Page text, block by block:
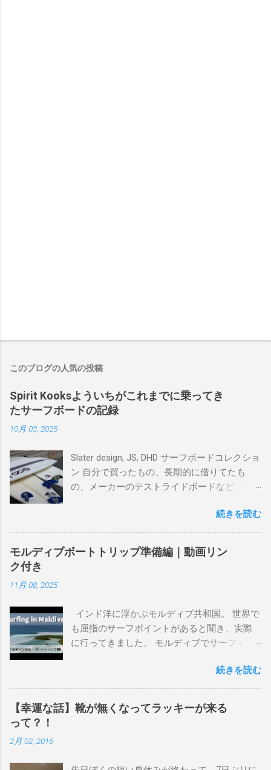
このブログの人気の投稿
Spirit Kooksよういちがこれまでに乗ってき
たサーフボードの記録
10月 03, 2025
Slater design, JS, DHD サーフボードコレクショ
ン 自分で買ったもの、長期的に借りてたも
の、メーカーのテストライドボードなど、イ
を書き残しているページです。 記録と残して
るので、過去のボードたちはもうすでに人に
譲って、手元に無いのがほとんどだけど。 色
んなサーフボードに乗って、サーフィンの世
ーメイドビーチ 最もロングライドしてきたポ
イント スナッパー、レインボーベイ、グリ
ーンマウント、クーリービーチ、キラ、レノ
狙っているポイント バーレー、キラ、レイ
ンボーベイ、クーリービーチ 絶対に入りたい
ポイント ベルズビーチ、グレートオーシャ
ナチュラル DHD DX-1
続きを読む
モルディブボートトリップ準備編｜動画リン
ク付き
11月 08, 2025
インド洋に浮かぶモルディブ共和国。 世界で
も屈指のサーフポイントがあると聞き、実際
に行ってきました。 モルディブでサーフィン
テルやリゾートに滞在して目の前のブレイク
を独占するスタイル。もうひとつが、複数の
ポイントを巡る「ボートトリップ」です。 今
回はそのボートトリップで、時間と空間の贅
続きを読む
【幸運な話】靴が無くなってラッキーが来る
って？！
2月 02, 2016